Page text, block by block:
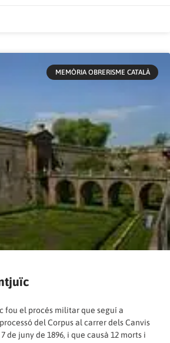
MEMÒRIA OBRERISME CATALÀ
fou el procés militar que seguí a
del Corpus al carrer dels Canvis
de juny de 1896, i que causà 12 morts i